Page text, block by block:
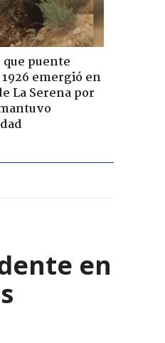
puente
emergió en
La Serena por
en